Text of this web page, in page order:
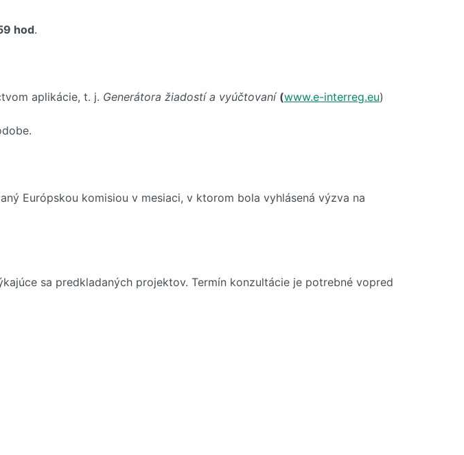
hod.
aplikácie, t. j. Generátora žiadostí a vyúčtovaní (www.e-interreg.eu)
Európskou komisiou v mesiaci, v ktorom bola vyhlásená výzva na
sa predkladaných projektov. Termín konzultácie je potrebné vopred